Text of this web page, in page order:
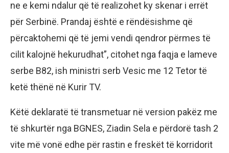
ne e kemi ndalur që të realizohet ky skenar i errët
për Serbinë. Prandaj është e rëndësishme që
përcaktohemi që të jemi vendi qendror përmes të
cilit kalojnë hekurudhat”, citohet nga faqja e lameve
serbe B82, ish ministri serb Vesic me 12 Tetor të
ketë thënë në Kurir TV.
Këtë deklaratë të transmetuar në version pakëz me
të shkurtër nga BGNES, Ziadin Sela e përdorë tash 2
vite më vonë edhe për rastin e freskët të korridorit